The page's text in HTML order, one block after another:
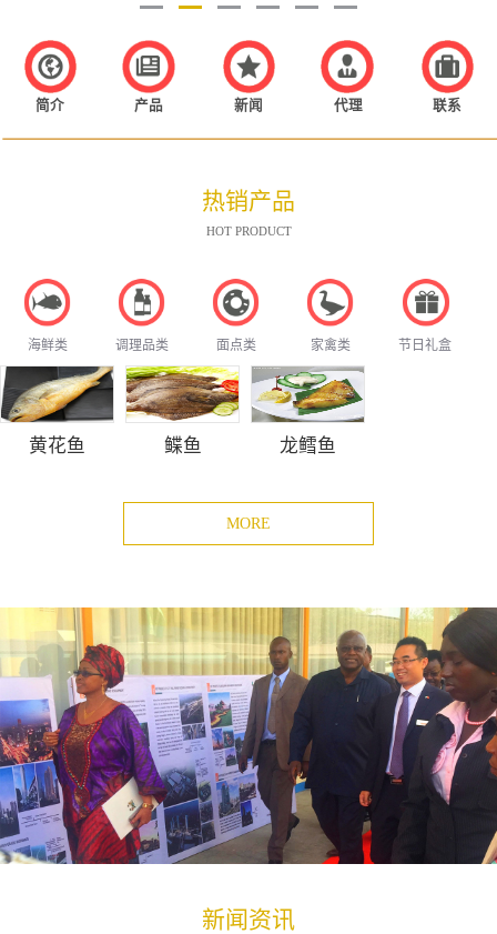
简介 产品 新闻 代理 联系
热销产品
HOT PRODUCT
海鲜类 调理品类 面点类 家禽类 节日礼盒
黄花鱼 鲽鱼 龙鳕鱼
MORE
新闻资讯